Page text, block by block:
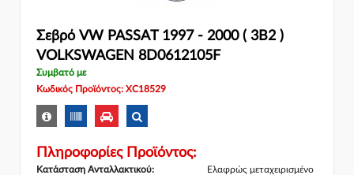
Σεβρό VW PASSAT 1997 - 2000 ( 3B2 )
VOLKSWAGEN 8D0612105F
Συμβατό με
Κωδικός Προϊόντος: XC18529
Πληροφορίες Προϊόντος:
Κατάσταση Ανταλλακτικού:
Ελαφρώς μεταχειρισμένο